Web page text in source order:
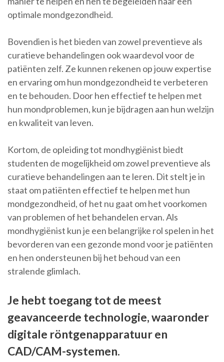
optimale mondgezondheid.
Bovendien is het bieden van zowel preventieve als
curatieve behandelingen ook waardevol voor de
patiënten zelf. Ze kunnen rekenen op jouw expertise
en ervaring om hun mondgezondheid te verbeteren
en te behouden. Door hen effectief te helpen met
hun mondproblemen, kun je bijdragen aan hun welzijn
en kwaliteit van leven.
Kortom, de opleiding tot mondhygiënist biedt
studenten de mogelijkheid om zowel preventieve als
curatieve behandelingen aan te leren. Dit stelt je in
staat om patiënten effectief te helpen met hun
mondgezondheid, of het nu gaat om het voorkomen
van problemen of het behandelen ervan. Als
mondhygiënist kun je een belangrijke rol spelen in het
bevorderen van een gezonde mond voor je patiënten
en hen ondersteunen bij het behoud van een
stralende glimlach.
Je hebt toegang tot de meest
geavanceerde technologie, waaronder
digitale röntgenapparatuur en
CAD/CAM-systemen.